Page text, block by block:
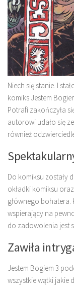
Niech się stanie. I
komiks Jestem
Potrafi zakończyła
autorowi udało się
również
Do komiksu zostały
okładki komiksu
głównego
wspierający na
do zadowolenia jest
Zawiła
Jestem Bogiem 3
wszystkie wątki jakie